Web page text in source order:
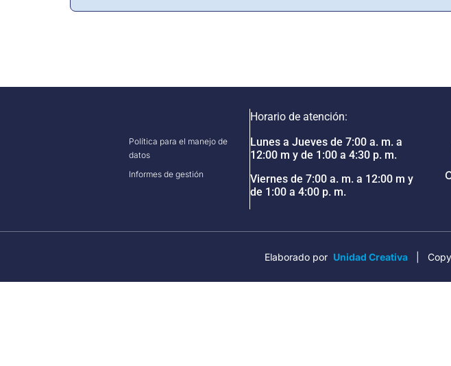
Política para el manejo de
datos
Informes de gestión
Horario de atención:
Lunes a Jueves de 7:00 a. m. a
12:00 m y de 1:00 a 4:30 p. m.
Viernes de 7:00 a. m. a 12:00 m y
de 1:00 a 4:00 p. m.
Elaborado por Unidad Creativa |